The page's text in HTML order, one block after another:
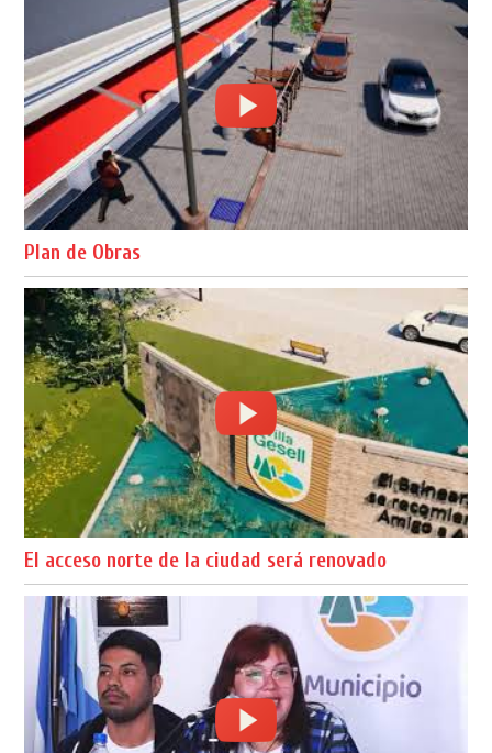
Plan de Obras
El acceso norte de la ciudad será renovado